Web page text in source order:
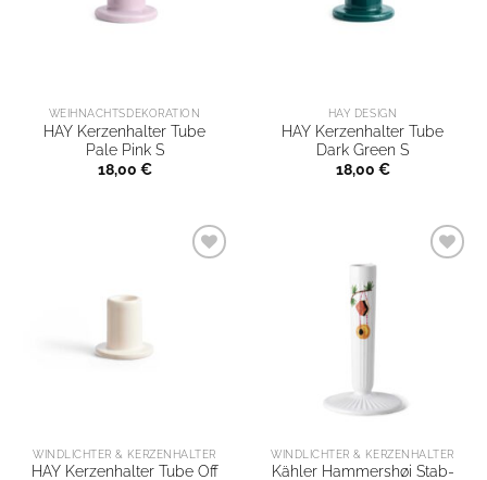
WEIHNACHTSDEKORATION
HAY Kerzenhalter Tube
Pale Pink S
18,00 €
HAY DESIGN
HAY Kerzenhalter Tube
Dark Green S
18,00 €
WINDLICHTER & KERZENHALTER
HAY Kerzenhalter Tube Off
WINDLICHTER & KERZENHALTER
Kähler Hammershøi Stab-